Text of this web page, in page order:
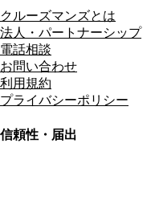
クルーズマンズとは
法人・パートナーシップ
電話相談
お問い合わせ
利用規約
プライバシーポリシー
信頼性・届出